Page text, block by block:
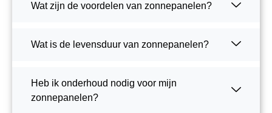
Wat zijn de voordelen van zonnepanelen?
Wat is de levensduur van zonnepanelen?
Heb ik onderhoud nodig voor mijn
zonnepanelen?